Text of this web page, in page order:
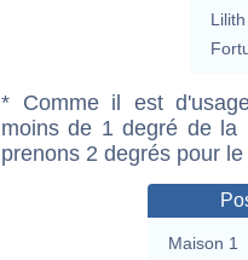
Lilith
* Comme il est
moins de 1 degré de la
prenons 2 degrés pour
Maison 1